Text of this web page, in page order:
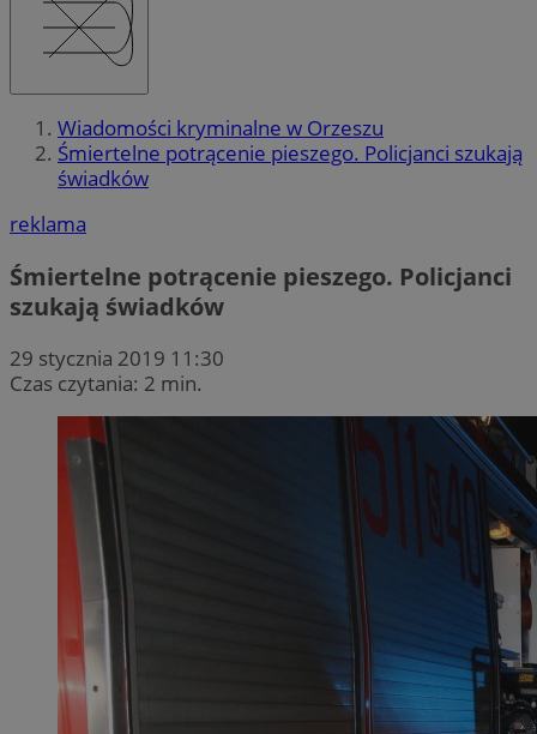
Wiadomości kryminalne w Orzeszu
Śmiertelne potrącenie pieszego. Policjanci szukają
świadków
reklama
Śmiertelne potrącenie pieszego. Policjanci
szukają świadków
29 stycznia 2019 11:30
Czas czytania: 2 min.